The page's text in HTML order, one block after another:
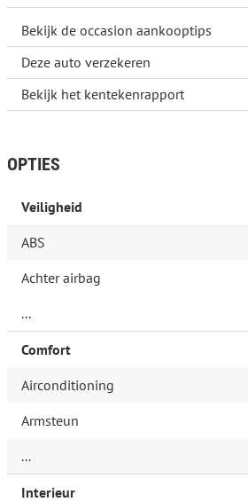
Bekijk de occasion aankooptips
Deze auto verzekeren
Bekijk het kentekenrapport
OPTIES
Veiligheid
ABS
Achter airbag
...
Comfort
Airconditioning
Armsteun
...
Interieur